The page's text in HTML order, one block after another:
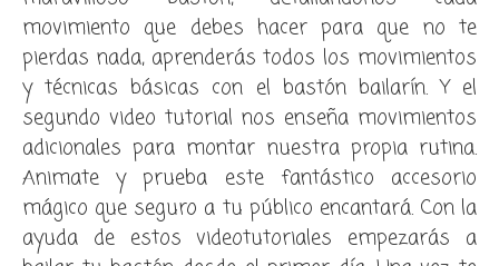
movimiento que debes hacer para que no te
pierdas nada, aprenderás todos los movimientos
y técnicas básicas con el bastón bailarín. Y el
segundo video tutorial nos enseña movimientos
adicionales para montar nuestra propia rutina.
Animate y prueba este fantástico accesorio
mágico que seguro a tu público encantará. Con la
ayuda de estos videotutoriales empezarás a